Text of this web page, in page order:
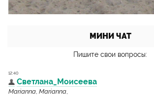
МИНИ ЧАТ
Пишите свои вопросы: